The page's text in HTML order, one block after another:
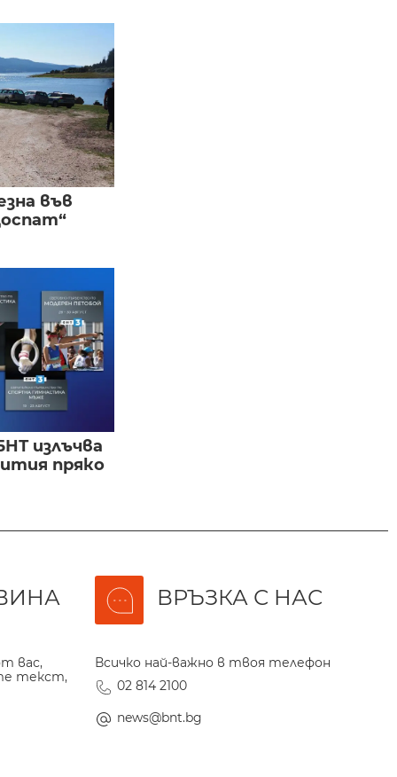
във
излъчва
пряко
вас,
текст,
ВРЪЗКА С НАС
Всичко най-важно в твоя телефон
02 814 2100
news@bnt.bg